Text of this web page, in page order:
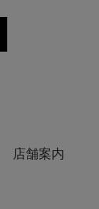
店舗案内